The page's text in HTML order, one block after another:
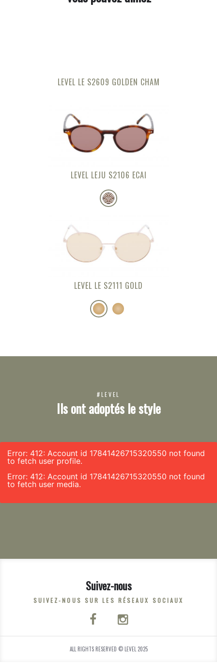
LEVEL LE S2609 GOLDEN CHAM
LEVEL LEJU S2106 ECAI
LEVEL LE S2111 GOLD
#LEVEL
Ils ont adoptés le style
Error: 412: Account id 17841426715320550 not found
to fetch user profile.
Error: 412: Account id 17841426715320550 not found
to fetch user media.
Suivez-nous
SUIVEZ-NOUS SUR LES RÉSEAUX SOCIAUX
ALL RIGHTS RESERVED © LEVEL 2025